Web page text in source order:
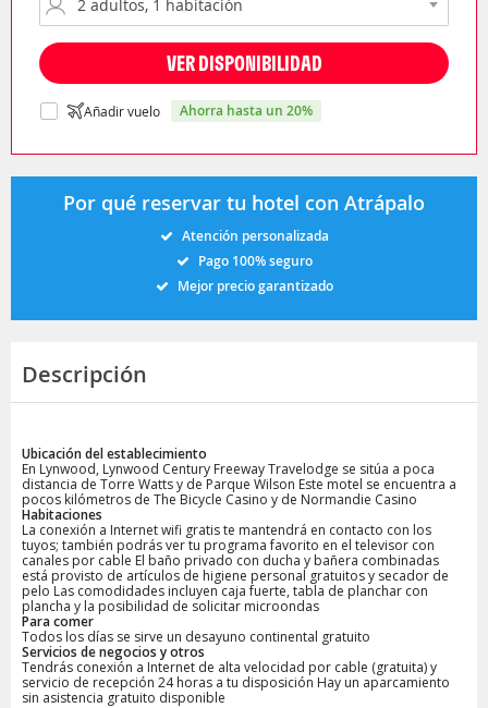
VER DISPONIBILIDAD
Añadir vuelo ahorra hasta un 20%
Por qué reservar tu hotel con Atrápalo
Atención personalizada
Pago 100% seguro
Mejor precio garantizado
Descripción
Ubicación del establecimiento
En Lynwood, Lynwood Century Freeway Travelodge se sitúa a poca
distancia de Torre Watts y de Parque Wilson Este motel se encuentra a
pocos kilómetros de The Bicycle Casino y de Normandie Casino
Habitaciones
La conexión a Internet wifi gratis te mantendrá en contacto con los
tuyos; también podrás ver tu programa favorito en el televisor con
canales por cable El baño privado con ducha y bañera combinadas
está provisto de artículos de higiene personal gratuitos y secador de
pelo Las comodidades incluyen caja fuerte, tabla de planchar con
plancha y la posibilidad de solicitar microondas
Para comer
Todos los días se sirve un desayuno continental gratuito
Servicios de negocios y otros
Tendrás conexión a Internet de alta velocidad por cable (gratuita) y
servicio de recepción 24 horas a tu disposición Hay un aparcamiento
sin asistencia gratuito disponible